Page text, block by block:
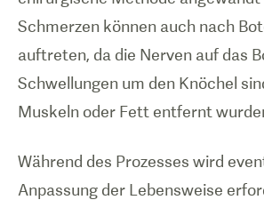
Schmerzen können auch nach
auftreten, da die Nerven auf das
Schwellungen um den Knöchel
Muskeln oder Fett entfernt
Während des Prozesses wird
Anpassung der Lebensweise